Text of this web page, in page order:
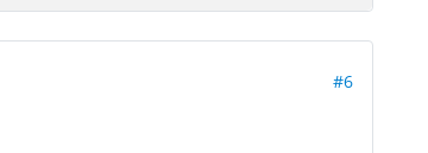
#6